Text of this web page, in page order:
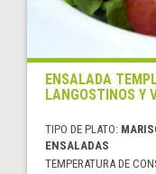
ENSALADA
LANGOSTINOS Y
TIPO DE PLATO:
ENSALADAS
TEMPERATURA DE